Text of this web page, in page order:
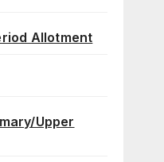
Allotment
Upper